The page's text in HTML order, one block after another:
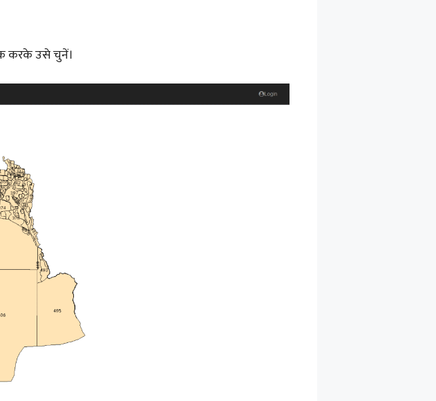
करके उसे चुनें।